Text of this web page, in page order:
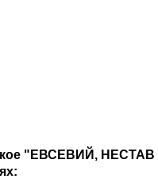
"ЕВСЕВИЙ,